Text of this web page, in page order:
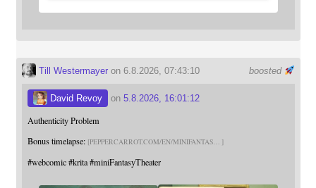
boosted
Till Westermayeron 6.8.2026, 07:43:10
David Revoy on 5.8.2026, 16:01:12
Authenticity Problem
Bonus timelapse: PEPPERCARROT.COM/EN/MINIFANTAS
#webcomic #krita #miniFantasyTheater